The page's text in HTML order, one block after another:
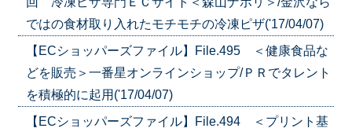
ではの食材取り入れたモチモチの冷凍ピザ('17/04/07)
【ECショッパーズファイル】File.495 ＜健康食品な
どを販売＞一番星オンラインショップ/ＰＲでタレント
を積極的に起用('17/04/07)
【ECショッパーズファイル】File.494 ＜プリント基